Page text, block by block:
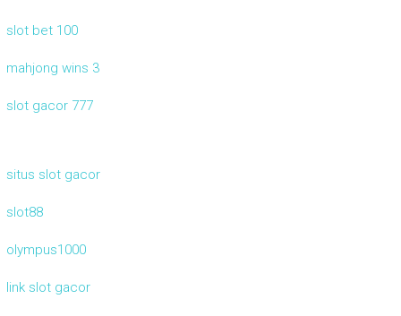
slot bet 100
mahjong wins 3
slot gacor 777
situs slot gacor
slot88
olympus1000
link slot gacor